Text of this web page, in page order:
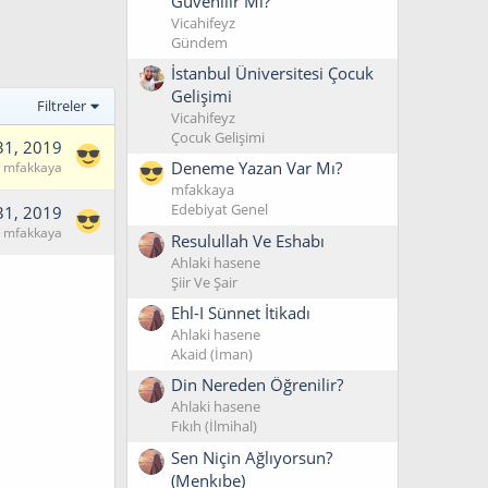
Filtreler
2019
mfakkaya
2019
mfakkaya
Vicahifeyz
Gündem
İstanbul Üniversitesi Çocuk
Gelişimi
Vicahifeyz
Çocuk Gelişimi
Deneme Yazan Var Mı?
mfakkaya
Edebiyat Genel
Resulullah Ve Eshabı
Ahlaki hasene
Şiir Ve Şair
Ehl-I Sünnet İtikadı
Ahlaki hasene
Akaid (İman)
Din Nereden Öğrenilir?
Ahlaki hasene
Fıkıh (İlmihal)
Sen Niçin Ağlıyorsun?
(Menkıbe)